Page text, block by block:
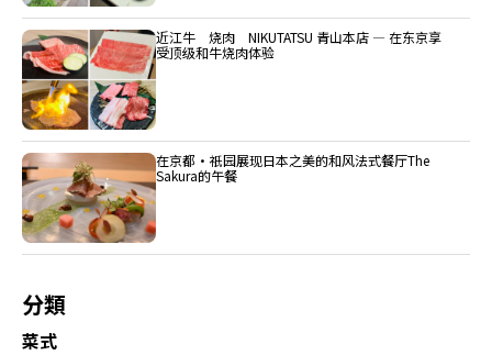
近江牛 烧肉 NIKUTATSU 青山本店 ― 在东京享
受顶级和牛烧肉体验
在京都・祇园展现日本之美的和风法式餐厅The
Sakura的午餐
分類
菜式